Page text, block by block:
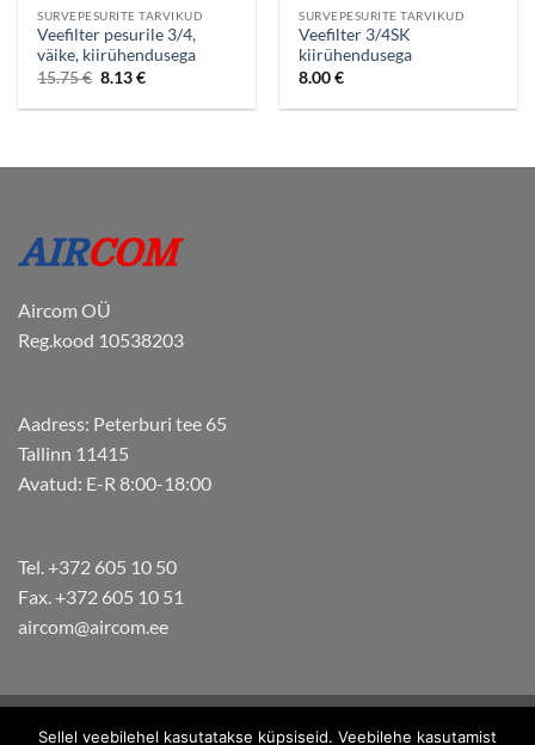
SURVEPESURITE TARVIKUD
Veefilter pesurile 3/4,
väike, kiirühendusega
15.75€ Algne
oli:
8.13€Current
is:
SURVEPESURITE TARVIKUD
Veefilter 3/4SK
kiirühendusega
8.00€
Aircom OÜ
Reg.kood 10538203
Aadress: Peterburi tee 65
Tallinn 11415
Avatud: E-R 8:00-18:00
Tel. +372 605 10 50
Fax. +372 605 10 51
aircom@aircom.ee
Sellel veebilehel kasutatakse küpsiseid. Veebilehe kasutamist